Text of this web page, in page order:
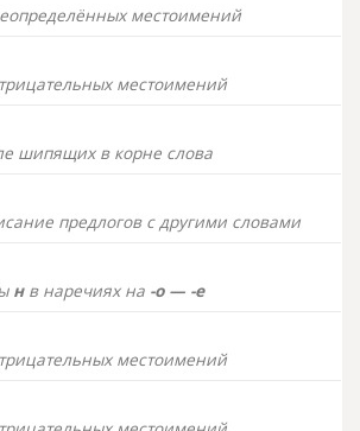
местоимений
местоимений
шипящих в корне слова
предлогов с другими словами
нв наречиях на -о — -е
местоимений